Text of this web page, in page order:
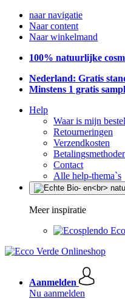
naar navigatie
Naar content
Naar winkelmand
100% natuurlijke
Nederland: Gratis
Minstens 1 gratis
Help
Waar is mijn
Retourneringen
Verzendkosten
Contact
Alle help-thema`s
Meer inspiratie
Aanmelden
Nu aanmelden